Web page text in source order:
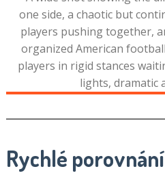
Rychlé porovnání